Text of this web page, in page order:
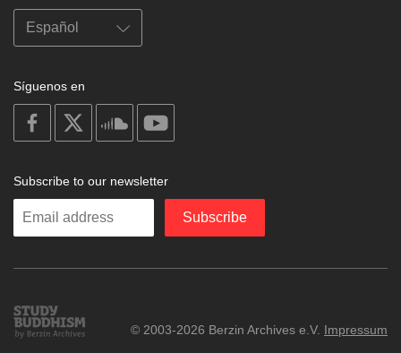
Síguenos en
on
facebook
soundcloud
Subscribe to our newsletter
Enter
Subscribe
Study
Buddhism
© 2003-2026 Berzin Archives e.V. Impressum